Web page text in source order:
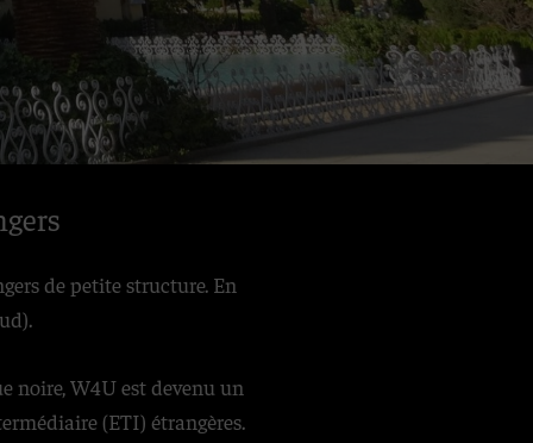
de petite structure. En
noire, W4U est devenu un
(ETI) étrangères.